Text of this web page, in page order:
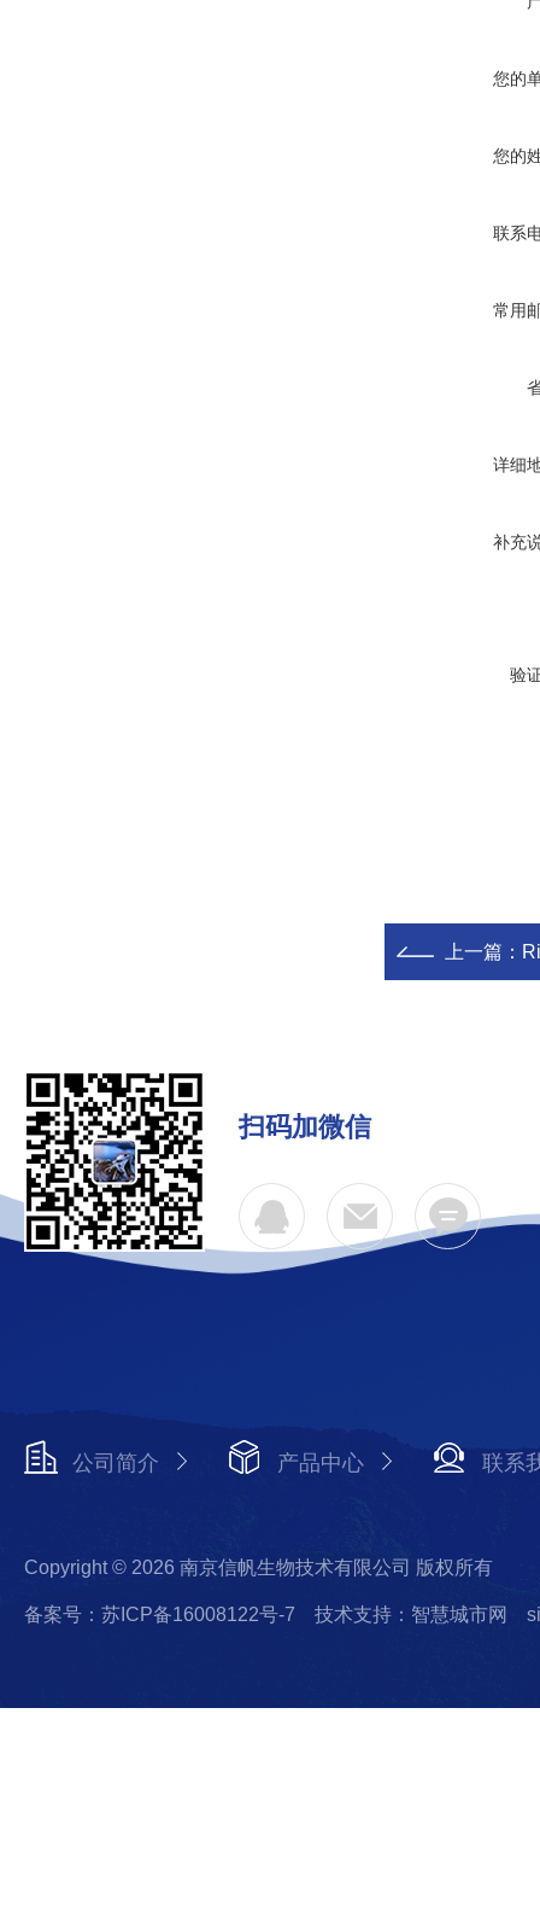
您的
您的
联系
常用
详细
补充
验
上一篇：
扫码加微信
公司简介 产品中心 联系
Copyright © 2026 南京信帆生物技术有限公司 版权所有
备案号：苏ICP备16008122号-7 技术支持：智慧城市网